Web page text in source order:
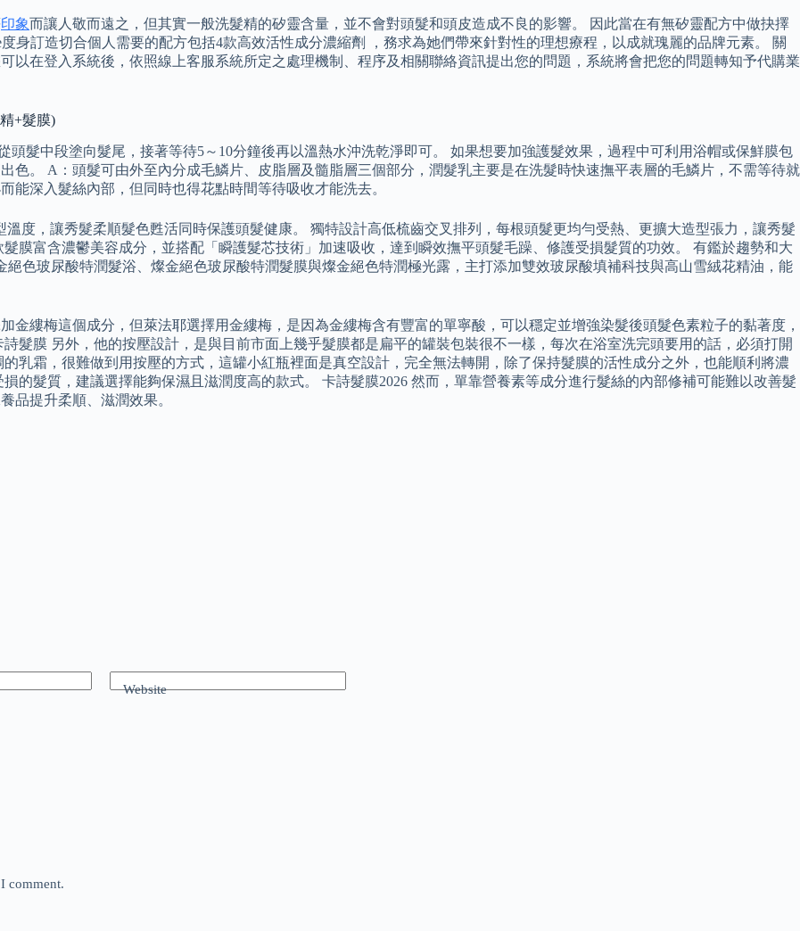
印象而讓人敬而遠之，但其實一般洗髮精的矽靈含量，並不會對頭髮和頭皮造成不良的影響。 因此當在有無矽靈配方中做抉擇
身訂造切合個人需要的配方包括4款高效活性成分濃縮劑 ，務求為她們帶來針對性的理想療程，以成就瑰麗的品牌元素。 關
以在登入系統後，依照線上客服系統所定之處理機制、程序及相關聯絡資訊提出您的問題，系統將會把您的問題轉知予代購業
+髮膜)
髮中段塗向髮尾，接著等待5～10分鐘後再以溫熱水沖洗乾淨即可。 如果想要加強護髮效果，過程中可利用浴帽或保鮮膜包
色。 A：頭髮可由外至內分成毛鱗片、皮脂層及髓脂層三個部分，潤髮乳主要是在洗髮時快速撫平表層的毛鱗片，不需等待就
深入髮絲內部，但同時也得花點時間等待吸收才能洗去。
度，讓秀髮柔順髮色甦活同時保護頭髮健康。 獨特設計高低梳齒交叉排列，每根頭髮更均勻受熱、更擴大造型張力，讓秀髮
膜富含濃鬱美容成分，並搭配「瞬護髮芯技術」加速吸收，達到瞬效撫平頭髮毛躁、修護受損髮質的功效。 有鑑於趨勢和大
色玻尿酸特潤髮浴、燦金絕色玻尿酸特潤髮膜與燦金絕色特潤極光露，主打添加雙效玻尿酸填補科技與高山雪絨花精油，能
金縷梅這個成分，但萊法耶選擇用金縷梅，是因為金縷梅含有豐富的單寧酸，可以穩定並增強染髮後頭髮色素粒子的黏著度，
髮膜 另外，他的按壓設計，是與目前市面上幾乎髮膜都是扁平的罐裝包裝很不一樣，每次在浴室洗完頭要用的話，必須打開
乳霜，很難做到用按壓的方式，這罐小紅瓶裡面是真空設計，完全無法轉開，除了保持髮膜的活性成分之外，也能順利將濃
的髮質，建議選擇能夠保濕且滋潤度高的款式。 卡詩髮膜2026 然而，單靠營養素等成分進行髮絲的內部修補可能難以改善髮
品提升柔順、滋潤效果。
Website
comment.